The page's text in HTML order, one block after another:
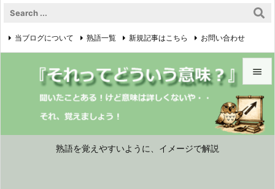
熟語を覚えやすいように、イメージで解説


メニュ

当ブログについて 熟語一覧 新規記事はこちら お問い合わせ
プライバシーポリシー 